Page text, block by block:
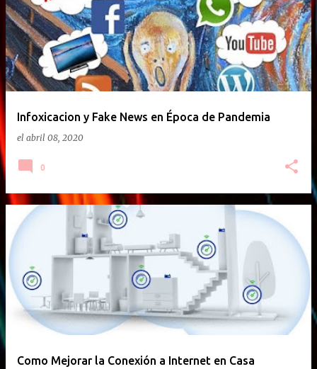
Infoxicacion y Fake News en Época de Pandemia
el abril 08, 2020
0
Como Mejorar la Conexión a Internet en Casa